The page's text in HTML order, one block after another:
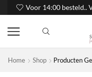
Voor 14:00 besteld..
Home Shop Producten